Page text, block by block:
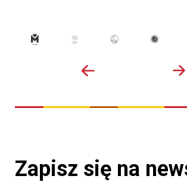
Zapisz się na